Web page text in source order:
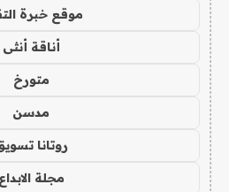
موقع خبرة
أناقة أنثى
متورخ
مدسن
روتانا
مجلة الابداع